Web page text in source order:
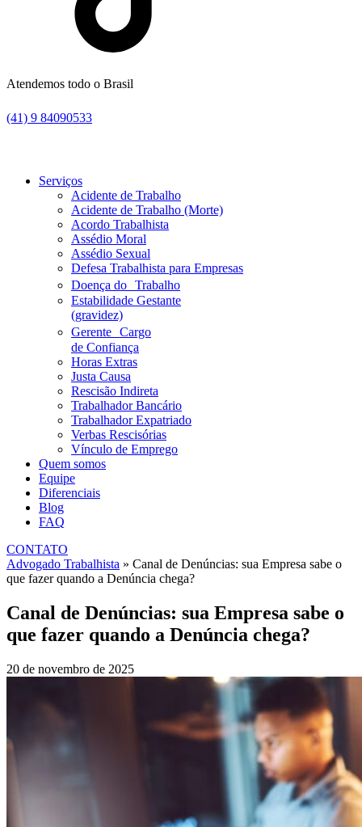
Atendemos todo o Brasil
(41) 9 84090533
Serviços
Acidente de Trabalho
Acidente de Trabalho (Morte)
Acordo Trabalhista
Assédio Moral
Assédio Sexual
Defesa Trabalhista para Empresas
Doença do Trabalho
Estabilidade Gestante
(gravidez)
Gerente Cargo
de Confiança
Horas Extras
Justa Causa
Rescisão Indireta
Trabalhador Bancário
Trabalhador Expatriado
Verbas Rescisórias
Vínculo de Emprego
Quem somos
Equipe
Diferenciais
Blog
FAQ
CONTATO
Advogado Trabalhista » Canal de Denúncias: sua Empresa sabe o
que fazer quando a Denúncia chega?
Canal de Denúncias: sua Empresa sabe o
que fazer quando a Denúncia chega?
20 de novembro de 2025